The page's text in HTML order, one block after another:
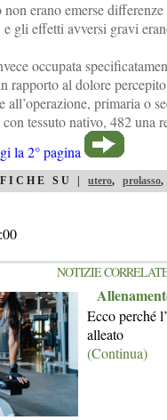
erano emerse
gli effetti avversi gravi
occupata
rapporto al dolore
all’operazione, primaria o
tessuto nativo, 482 una
la 2° pagina
SU | utero, prolasso,
NOTIZIE
Ecco perché
alleato
(Continua)